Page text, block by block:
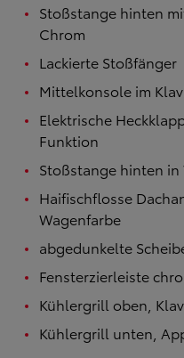
Stoßstange hinten
Chrom
Lackierte Stoßfänger
Mittelkonsole im
Elektrische
Funktion
Stoßstange hinten in
Haifischflosse
Wagenfarbe
abgedunkelte
Fensterzierleiste
Kühlergrill oben,
Kühlergrill unten,